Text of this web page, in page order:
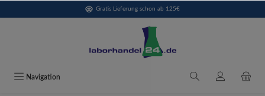
Gratis Lieferung schon ab 125€
Navigation